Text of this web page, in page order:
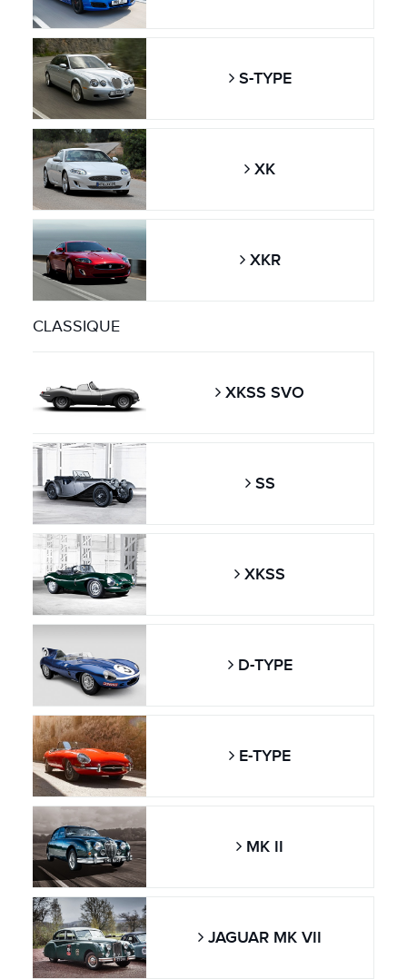
S-TYPE
XK
XKR
CLASSIQUE
XKSS SVO
SS
XKSS
D-TYPE
E-TYPE
MK II
JAGUAR MK VII